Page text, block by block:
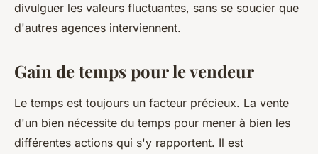
divulguer les valeurs fluctuantes, sans se soucier que
d'autres agences interviennent.
Gain de temps pour le vendeur
Le temps est toujours un facteur précieux. La vente
d'un bien nécessite du temps pour mener à bien les
différentes actions qui s'y rapportent. Il est